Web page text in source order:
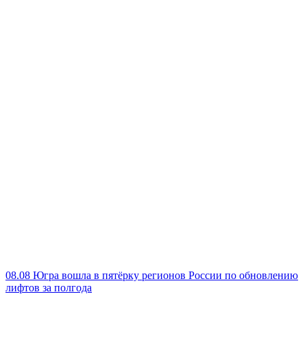
08.08 Югра вошла в пятёрку регионов России по обновлению
лифтов за полгода